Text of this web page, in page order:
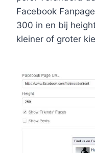
Facebook
300 in en bij
kleiner of groter